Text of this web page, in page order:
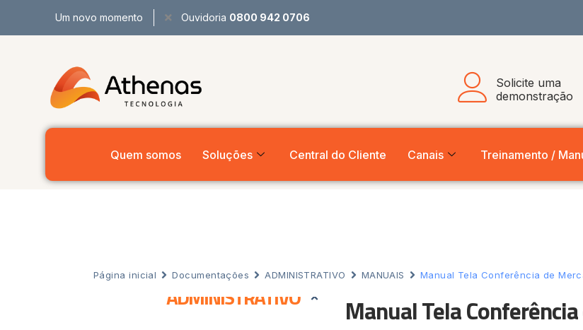
Um novo momento Ouvidoria 0800 942 0706
Solicite uma
demonstração
Quem somos Soluções Central do Cliente Canais Treinamento /
Página inicial Documentações ADMINISTRATIVO MANUAIS Manual Tela Conferência de
ADMINISTRATIVO Manual Tela